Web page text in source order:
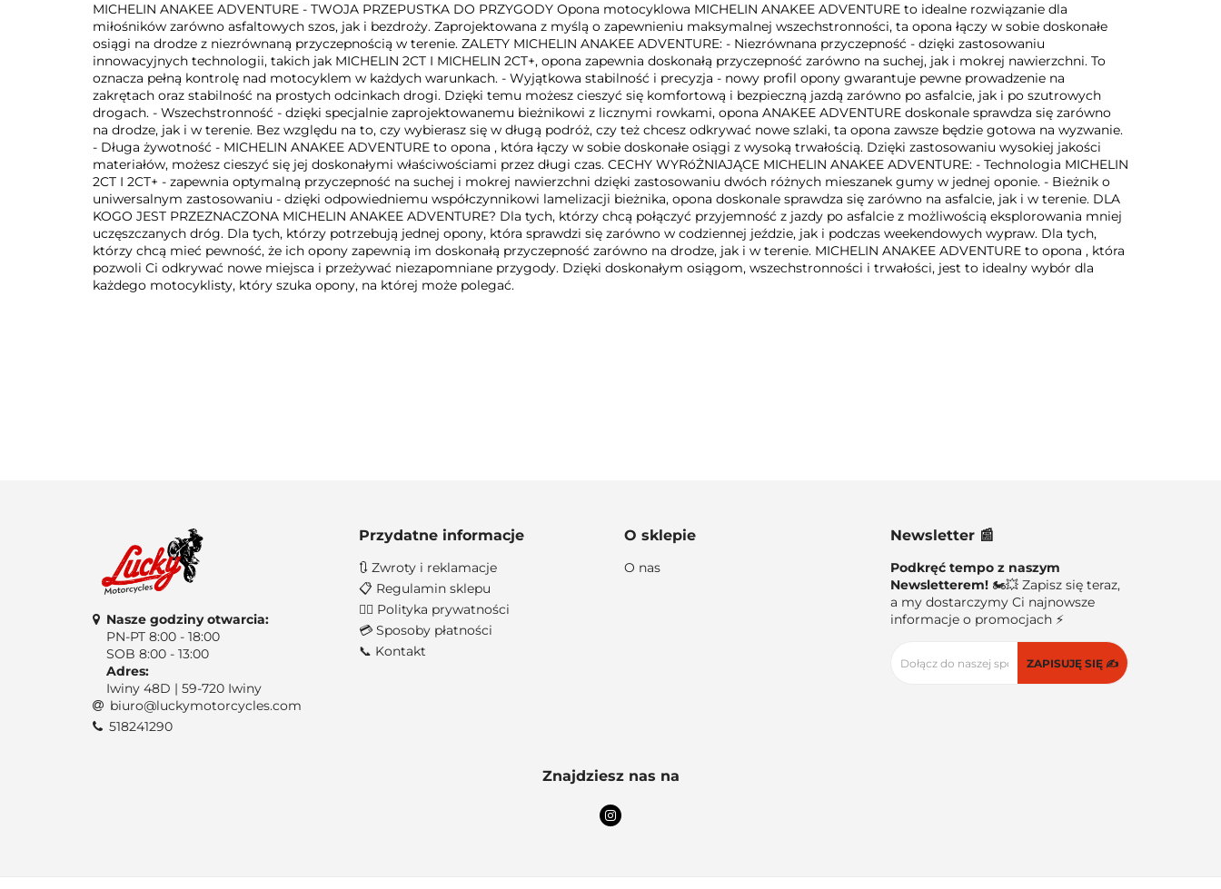
MICHELIN ANAKEE ADVENTURE - TWOJA PRZEPUSTKA DO PRZYGODY Opona motocyklowa MICHELIN ANAKEE ADVENTURE to idealne rozwiązanie dla
miłośników zarówno asfaltowych szos, jak i bezdroży. Zaprojektowana z myślą o zapewnieniu maksymalnej wszechstronności, ta opona łączy w sobie doskonałe
osiągi na drodze z niezrównaną przyczepnością w terenie. ZALETY MICHELIN ANAKEE ADVENTURE: - Niezrównana przyczepność - dzięki zastosowaniu
innowacyjnych technologii, takich jak MICHELIN 2CT I MICHELIN 2CT+, opona zapewnia doskonałą przyczepność zarówno na suchej, jak i mokrej nawierzchni. To
oznacza pełną kontrolę nad motocyklem w każdych warunkach. - Wyjątkowa stabilność i precyzja - nowy profil opony gwarantuje pewne prowadzenie na
zakrętach oraz stabilność na prostych odcinkach drogi. Dzięki temu możesz cieszyć się komfortową i bezpieczną jazdą zarówno po asfalcie, jak i po szutrowych
drogach. - Wszechstronność - dzięki specjalnie zaprojektowanemu bieżnikowi z licznymi rowkami, opona ANAKEE ADVENTURE doskonale sprawdza się zarówno
na drodze, jak i w terenie. Bez względu na to, czy wybierasz się w długą podróż, czy też chcesz odkrywać nowe szlaki, ta opona zawsze będzie gotowa na wyzwanie.
- Długa żywotność - MICHELIN ANAKEE ADVENTURE to opona , która łączy w sobie doskonałe osiągi z wysoką trwałością. Dzięki zastosowaniu wysokiej jakości
materiałów, możesz cieszyć się jej doskonałymi właściwościami przez długi czas. CECHY WYRóŻNIAJĄCE MICHELIN ANAKEE ADVENTURE: - Technologia MICHELIN
2CT I 2CT+ - zapewnia optymalną przyczepność na suchej i mokrej nawierzchni dzięki zastosowaniu dwóch różnych mieszanek gumy w jednej oponie. - Bieżnik o
uniwersalnym zastosowaniu - dzięki odpowiedniemu współczynnikowi lamelizacji bieżnika, opona doskonale sprawdza się zarówno na asfalcie, jak i w terenie. DLA
KOGO JEST PRZEZNACZONA MICHELIN ANAKEE ADVENTURE? Dla tych, którzy chcą połączyć przyjemność z jazdy po asfalcie z możliwością eksplorowania mniej
uczęszczanych dróg. Dla tych, którzy potrzebują jednej opony, która sprawdzi się zarówno w codziennej jeździe, jak i podczas weekendowych wypraw. Dla tych,
którzy chcą mieć pewność, że ich opony zapewnią im doskonałą przyczepność zarówno na drodze, jak i w terenie. MICHELIN ANAKEE ADVENTURE to opona , która
pozwoli Ci odkrywać nowe miejsca i przeżywać niezapomniane przygody. Dzięki doskonałym osiągom, wszechstronności i trwałości, jest to idealny wybór dla
każdego motocyklisty, który szuka opony, na której może polegać.
Nasze godziny otwarcia:
PN-PT 8:00 - 18:00
SOB 8:00 - 13:00
Adres:
Iwiny 48D | 59-720 Iwiny
biuro@luckymotorcycles.com
518241290
Przydatne informacje
🔃 Zwroty i reklamacje
📋 Regulamin sklepu
🐱‍👤 Polityka prywatności
💳 Sposoby płatności
📞 Kontakt
O sklepie
O nas
Newsletter 📰
Podkręć tempo z naszym
Newsletterem!🏍️💥 Zapisz się teraz,
a my dostarczymy Ci najnowsze
informacje o promocjach ⚡
Znajdziesz nas na